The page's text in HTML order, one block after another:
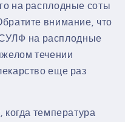
на расплодные соты
внимание, что
на расплодные
течении
еще раз
температура